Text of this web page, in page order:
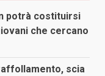
potrà costituirsi
che cercano
scia